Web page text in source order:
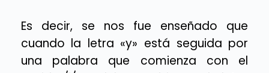
Es decir, se nos fue enseñado que
cuando la letra «y» está seguida por
una palabra que comienza con el